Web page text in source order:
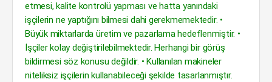
etmesi, kalite kontrolü yapması ve hatta yanındaki
işçilerin ne yaptığını bilmesi dahi gerekmemektedir. •
Büyük miktarlarda üretim ve pazarlama hedeflenmiştir. •
İşçiler kolay değiştirilebilmektedir. Herhangi bir görüş
bildirmesi söz konusu değildir. • Kullanılan makineler
niteliksiz işçilerin kullanabileceği şekilde tasarlanmıştır.